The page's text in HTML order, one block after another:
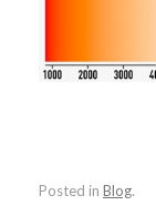
Posted in Blog.